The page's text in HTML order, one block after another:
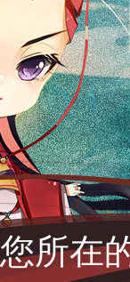
您所在